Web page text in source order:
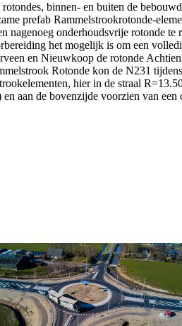
binnen- en buiten de
prefab Rammelstrookrotonde-
nagenoeg onderhoudsvrije rotonde
het mogelijk is om een
en Nieuwkoop de rotonde
Rotonde kon de N231
hier in de straal
aan de bovenzijde voorzien van